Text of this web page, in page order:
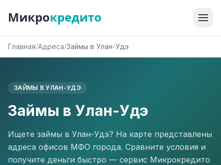
Микрокредито
Главная/Адреса/Займы в Улан-Удэ
ЗАЙМЫ В УЛАН-УДЭ
Займы в Улан-Удэ
Ищете займы в Улан-Удэ? На карте представлены
адреса офисов МФО города. Сравните условия и
получите деньги быстро — сервис Микрокредито